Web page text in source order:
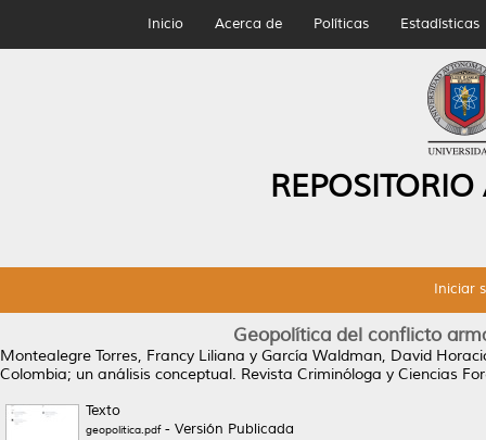
Inicio Acerca de Políticas Estadísticas
Iniciar
Geopolítica del conflicto
Montealegre Torres, Francy Liliana y García Waldman, David
Colombia; un análisis conceptual. Revista Criminóloga y Ciencias
Texto
geopolitica.pdf- Versión Publicada